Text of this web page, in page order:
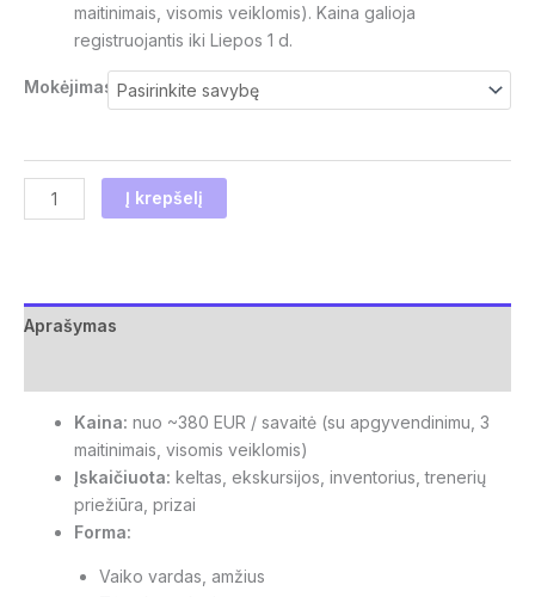
maitinimais, visomis veiklomis). Kaina galioja
registruojantis iki Liepos 1 d.
Mokėjimas
Į krepšelį
Aprašymas
Kaina: nuo ~380 EUR / savaitė (su apgyvendinimu, 3
maitinimais, visomis veiklomis)
Įskaičiuota: keltas, ekskursijos, inventorius, trenerių
priežiūra, prizai
Forma:
Vaiko vardas, amžius